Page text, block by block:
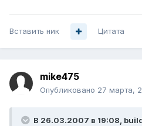
Вставить ник Цитата
mike475
Опубликовано 27 марта,
В 26.03.2007 в 19:08,